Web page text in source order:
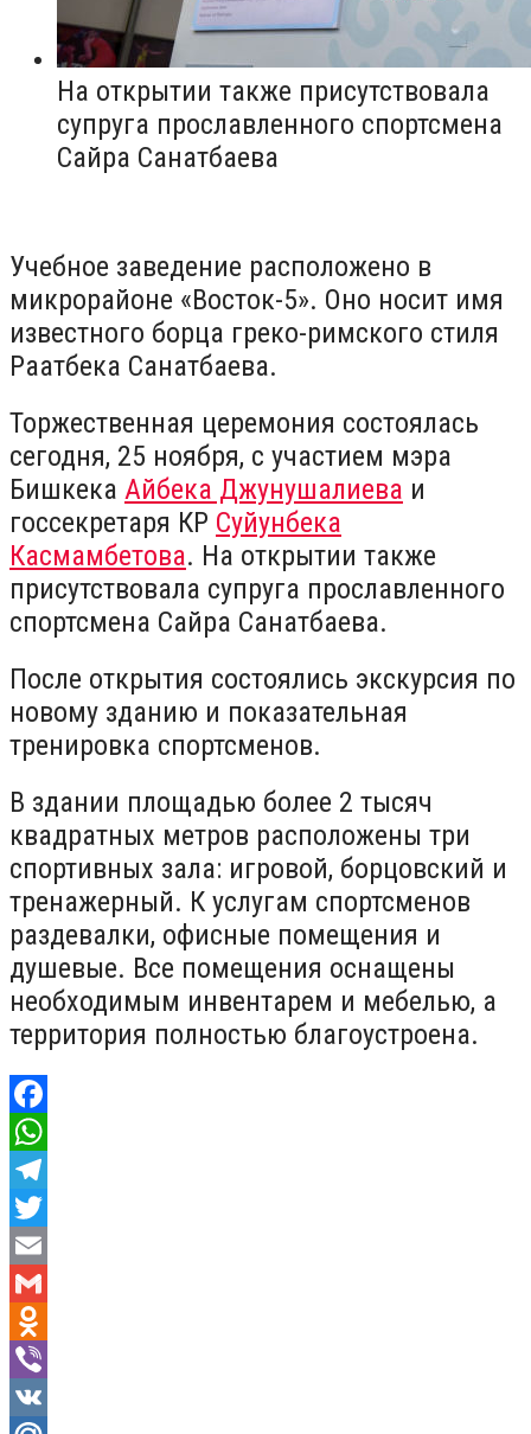
На открытии также присутствовала
супруга прославленного спортсмена
Сайра Санатбаева
Учебное заведение расположено в
микрорайоне «Восток-5». Оно носит имя
известного борца греко-римского стиля
Раатбека Санатбаева.
Торжественная церемония состоялась
сегодня, 25 ноября, с участием мэра
Бишкека Айбека Джунушалиева и
госсекретаря КР Суйунбека
Касмамбетова. На открытии также
присутствовала супруга прославленного
спортсмена Сайра Санатбаева.
После открытия состоялись экскурсия по
новому зданию и показательная
тренировка спортсменов.
В здании площадью более 2 тысяч
квадратных метров расположены три
спортивных зала: игровой, борцовский и
тренажерный. К услугам спортсменов
раздевалки, офисные помещения и
душевые. Все помещения оснащены
необходимым инвентарем и мебелью, а
территория полностью благоустроена.
Facebook
WhatsApp
Telegram
Twitter
Email
Gmail
Odnoklassniki
Viber